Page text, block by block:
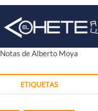
Notas de Alberto Moya
ETIQUETAS